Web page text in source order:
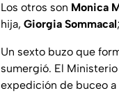
Los otros son Monica
hija, Giorgia Sommacal;
Un sexto buzo que
sumergió. El
expedición de buceo